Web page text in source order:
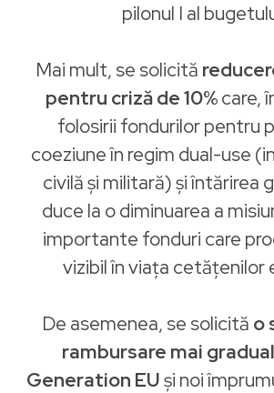
pilonul I al
Mai mult, se solicită
pentru criză de 10%care,
folosirii fondurilor pentru
coeziune în regim dual-use
civilă și militară) și întărirea
duce la o diminuarea a
importante fonduri care
vizibil în viața cetățenilor
De asemenea, se solicită o
rambursare mai
Generation EUși noi